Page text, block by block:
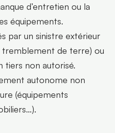
d’entretien ou la
équipements.
par un sinistre extérieur
tremblement de terre) ou
tiers non autorisé.
autonome non
(équipements